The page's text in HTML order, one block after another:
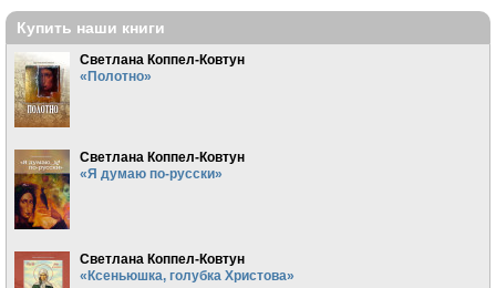
Купить наши книги
Светлана Коппел-Ковтун
«Полотно»
Светлана Коппел-Ковтун
«Я думаю по-русски»
Светлана Коппел-Ковтун
«Ксеньюшка, голубка Христова»